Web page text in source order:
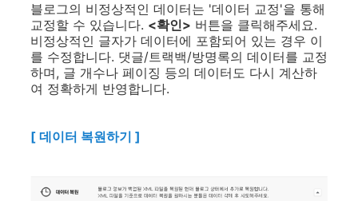
블로그의 비정상적인 데이터는 '데이터 교정'을 통해
교정할 수 있습니다. <확인> 버튼을 클릭해주세요.
비정상적인 글자가 데이터에 포함되어 있는 경우 이
를 수정합니다. 댓글/트랙백/방명록의 데이터를 교정
하며, 글 개수나 페이징 등의 데이터도 다시 계산하
여 정확하게 반영합니다.
[ 데이터 복원하기 ]